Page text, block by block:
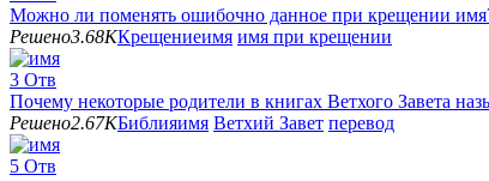
Можно ли поменять ошибочно данное при крещении
Решено3.68KКрещениеимя имя при крещении
3 Отв
Почему некоторые родители в книгах Ветхого Завета
Решено2.67KБиблияимя Ветхий Завет перевод
5 Отв